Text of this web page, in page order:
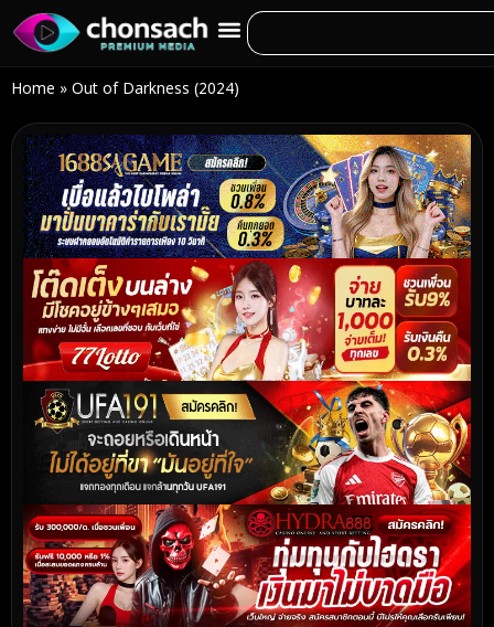
Home » Out of Darkness (2024)